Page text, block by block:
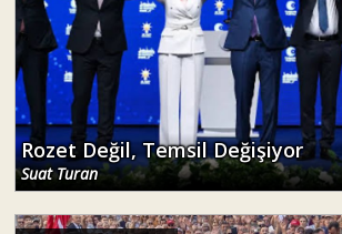
Rozet Değil, Temsil Değişiyor
Suat Turan